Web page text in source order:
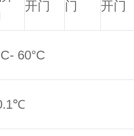
开门
门
开门
60°C